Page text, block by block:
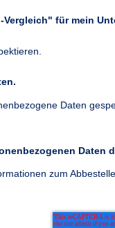
für mein
Daten
Daten
zum